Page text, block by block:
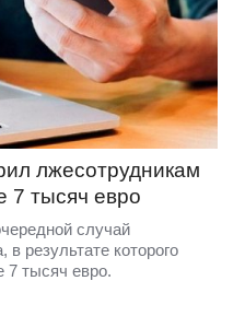
лжесотрудникам
7 тысяч евро
случай
результате которого
7 тысяч евро.